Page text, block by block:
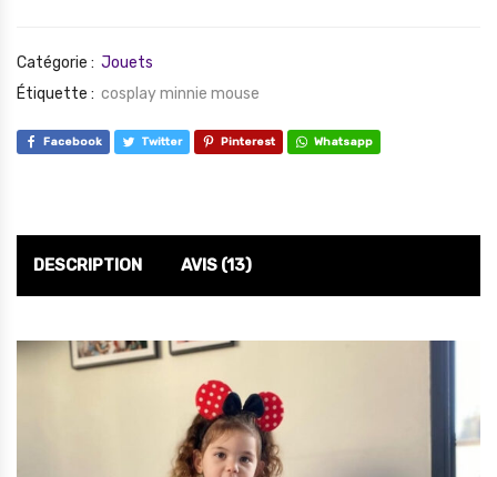
Catégorie : Jouets
Étiquette : cosplay minnie mouse
Facebook Twitter Pinterest Whatsapp
DESCRIPTION AVIS (13)